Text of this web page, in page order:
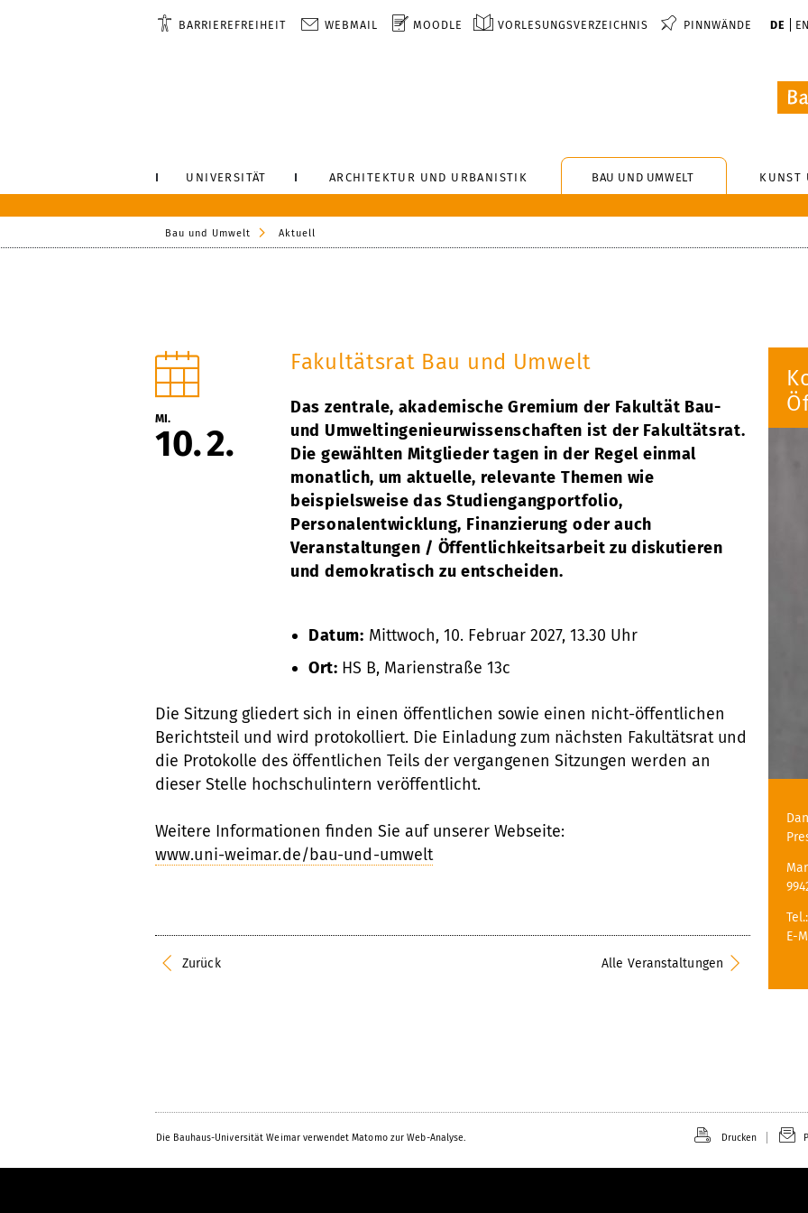
BARRIEREFREIHEIT WEBMAIL MOODLE VORLESUNGSVERZEICHNIS PINNWÄNDE DE EN
UNIVERSITÄT ARCHITEKTUR UND URBANISTIK BAU UND UMWELT KUNST
Bau und Umwelt Aktuell
MI.
10 2
Fakultätsrat Bau und Umwelt
Das zentrale, akademische Gremium der Fakultät Bau-
und Umweltingenieurwissenschaften ist der Fakultätsrat.
Die gewählten Mitglieder tagen in der Regel einmal
monatlich, um aktuelle, relevante Themen wie
beispielsweise das Studiengangportfolio,
Personalentwicklung, Finanzierung oder auch
Veranstaltungen / Öffentlichkeitsarbeit zu diskutieren
und demokratisch zu entscheiden.
Datum: Mittwoch, 10. Februar 2027, 13.30 Uhr
Ort: HS B, Marienstraße 13c
Die Sitzung gliedert sich in einen öffentlichen sowie einen nicht-öffentlichen
Berichtsteil und wird protokolliert. Die Einladung zum nächsten Fakultätsrat und
die Protokolle des öffentlichen Teils der vergangenen Sitzungen werden an
dieser Stelle hochschulintern veröffentlicht.
Weitere Informationen finden Sie auf unserer Webseite:
www.uni-weimar.de/bau-und-umwelt
Zurück Alle Veranstaltungen
Tel.:
E-
Die Bauhaus-Universität Weimar verwendet Matomo zur Web-Analyse. Drucken